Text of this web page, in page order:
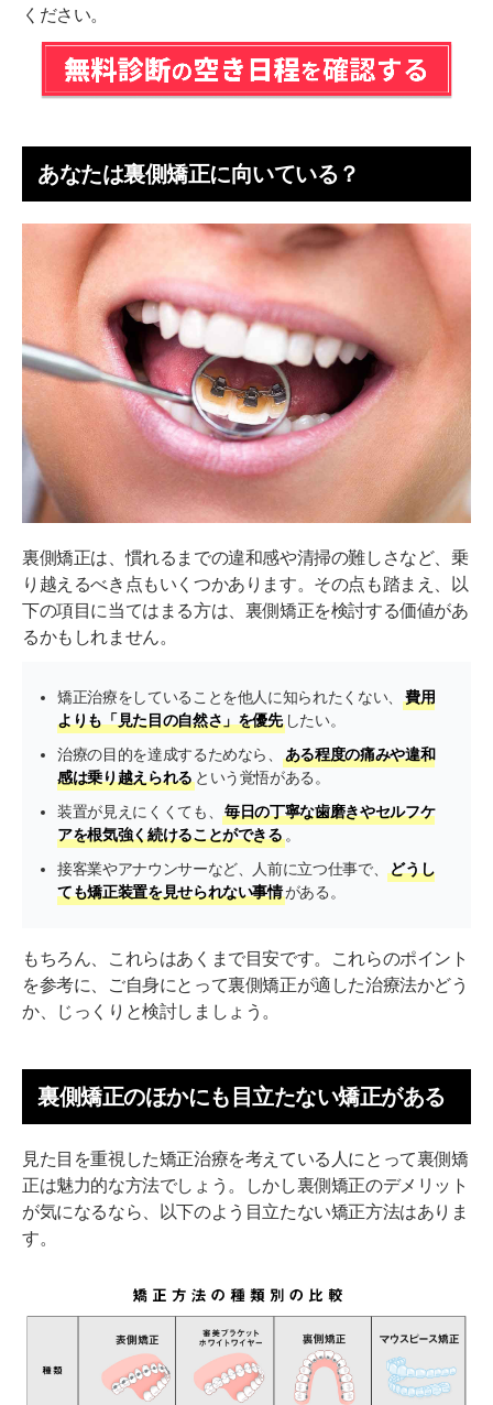
ください。
あなたは裏側矯正に向いている？
裏側矯正は、慣れるまでの違和感や清掃の難しさなど、乗
り越えるべき点もいくつかあります。その点も踏まえ、以
下の項目に当てはまる方は、裏側矯正を検討する価値があ
るかもしれません。
矯正治療をしていることを他人に知られたくない、
費用
よりも「見た目の自然さ」を優先 したい。
治療の目的を達成するためなら、
ある程度の痛みや違和
感は乗り越えられる という覚悟がある。
装置が見えにくくても、
毎日の丁寧な歯磨きやセルフケ
アを根気強く続けることができる 。
接客業やアナウンサーなど、人前に立つ仕事で、
どうし
ても矯正装置を見せられない事情がある。
もちろん、これらはあくまで目安です。これらのポイント
を参考に、ご自身にとって裏側矯正が適した治療法かどう
か、じっくりと検討しましょう。
裏側矯正のほかにも目立たない矯正がある
見た目を重視した矯正治療を考えている人にとって裏側矯
正は魅力的な方法でしょう。しかし裏側矯正のデメリット
が気になるなら、以下のよう目立たない矯正方法はありま
す。